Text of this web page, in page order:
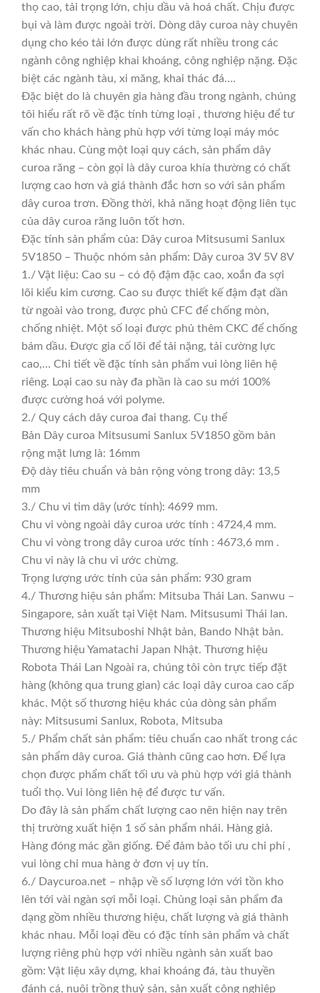
thọ cao, tải trọng lớn, chịu dầu và hoá chất. Chịu được
bụi và làm được ngoài trời. Dòng dây curoa này chuyên
dụng cho kéo tải lớn được dùng rất nhiều trong các
ngành công nghiệp khai khoáng, công nghiệp nặng. Đặc
biệt các ngành tàu, xi măng, khai thác đá….
Đặc biệt do là chuyên gia hàng đầu trong ngành, chúng
tôi hiểu rất rõ về đặc tính từng loại , thương hiệu để tư
vấn cho khách hàng phù hợp với từng loại máy móc
khác nhau. Cùng một loại quy cách, sản phẩm dây
curoa răng – còn gọi là dây curoa khía thường có chất
lượng cao hơn và giá thành đắc hơn so với sản phẩm
dây curoa trơn. Đồng thời, khả năng hoạt động liên tục
của dây curoa răng luôn tốt hơn.
Đặc tính sản phẩm của: Dây curoa Mitsusumi Sanlux
5V1850 – Thuộc nhóm sản phẩm: Dây curoa 3V 5V 8V
1./ Vật liệu: Cao su – có độ đậm đặc cao, xoắn đa sợi
lõi kiểu kim cương. Cao su được thiết kế đậm đạt dần
từ ngoài vào trong, được phủ CFC để chống mòn,
chống nhiệt. Một số loại được phủ thêm CKC để chống
bám dầu. Được gia cố lõi để tải nặng, tải cường lực
cao,… Chi tiết về đặc tính sản phẩm vui lòng liên hệ
riêng. Loại cao su này đa phần là cao su mới 100%
được cường hoá với polyme.
2./ Quy cách dây curoa đai thang. Cụ thể
Bản Dây curoa Mitsusumi Sanlux 5V1850 gồm bản
rộng mặt lưng là: 16mm
Độ dày tiêu chuẩn và bản rộng vòng trong dây: 13,5
mm
3./ Chu vi tim dây (ước tính): 4699 mm.
Chu vi vòng ngoài dây curoa ước tính : 4724,4 mm.
Chu vi vòng trong dây curoa ước tính : 4673,6 mm .
Chu vi này là chu vi ước chừng.
Trọng lượng ước tính của sản phẩm: 930 gram
4./ Thương hiệu sản phẩm: Mitsuba Thái Lan. Sanwu –
Singapore, sản xuất tại Việt Nam. Mitsusumi Thái lan.
Thương hiệu Mitsuboshi Nhật bản, Bando Nhật bản.
Thương hiệu Yamatachi Japan Nhật. Thương hiệu
Robota Thái Lan Ngoài ra, chúng tôi còn trực tiếp đặt
hàng (không qua trung gian) các loại dây curoa cao cấp
khác. Một số thương hiệu khác của dòng sản phẩm
này: Mitsusumi Sanlux, Robota, Mitsuba
5./ Phẩm chất sản phẩm: tiêu chuẩn cao nhất trong các
sản phẩm dây curoa. Giá thành cũng cao hơn. Để lựa
chọn được phẩm chất tối ưu và phù hợp với giá thành
tuổi thọ. Vui lòng liên hệ để được tư vấn.
Do đây là sản phẩm chất lượng cao nên hiện nay trên
thị trường xuất hiện 1 số sản phẩm nhái. Hàng giả.
Hàng đóng mác gần giống. Để đảm bảo tối ưu chi phí ,
vui lòng chỉ mua hàng ở đơn vị uy tín.
6./ Daycuroa.net – nhập về số lượng lớn với tồn kho
lên tới vài ngàn sợi mỗi loại. Chủng loại sản phẩm đa
dạng gồm nhiều thương hiệu, chất lượng và giá thành
khác nhau. Mỗi loại đều có đặc tính sản phẩm và chất
lượng riêng phù hợp với nhiều ngành sản xuất bao
gồm: Vật liệu xây dựng, khai khoáng đá, tàu thuyền
đánh cá, nuôi trồng thuỷ sản, sản xuất công nghiệp